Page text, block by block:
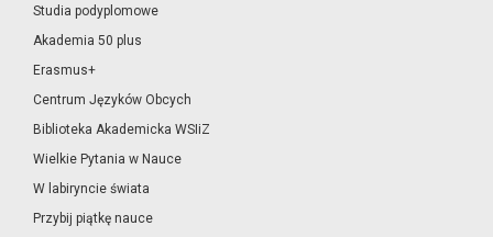
Studia podyplomowe
Akademia 50 plus
Erasmus+
Centrum Języków Obcych
Biblioteka Akademicka WSIiZ
Wielkie Pytania w Nauce
W labiryncie świata
Przybij piątkę nauce